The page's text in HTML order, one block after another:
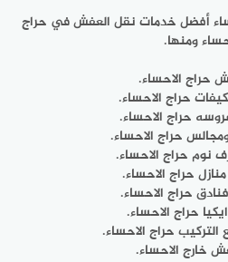
أفضل خدمات نقل العفش في حراج
ومنها.
حراج الاحساء.
حراج الاحساء.
حراج الاحساء.
حراج الاحساء.
نوم حراج الاحساء.
حراج الاحساء.
حراج الاحساء.
حراج الاحساء.
حراج الاحساء.
خارج الاحساء.